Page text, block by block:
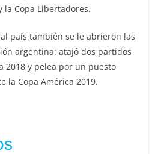
la Copa Libertadores.
país también se le abrieron las
argentina: atajó dos partidos
2018 y pelea por un puesto
la Copa América 2019.